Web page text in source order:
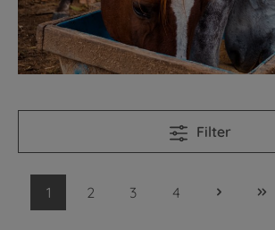
Filter
1 2 3 4